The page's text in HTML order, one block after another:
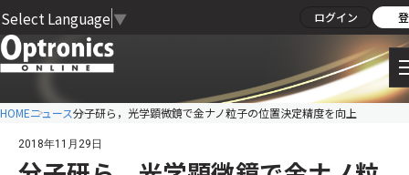
Select Language ▼ ログイン
HOMEニュース分子研ら，光学顕微鏡で金ナノ粒子の位置決定精度を向上
2018年11月29日